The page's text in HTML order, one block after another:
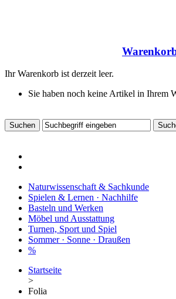
Ihr Warenkorb ist derzeit leer.
Sie haben noch keine Artikel in Ihrem
Naturwissenschaft & Sachkunde
Spielen & Lernen · Nachhilfe
Basteln und Werken
Möbel und Ausstattung
Turnen, Sport und Spiel
Sommer · Sonne · Draußen
%
Startseite
>
Folia